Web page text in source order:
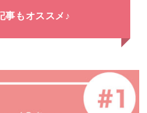
事もオススメ♪